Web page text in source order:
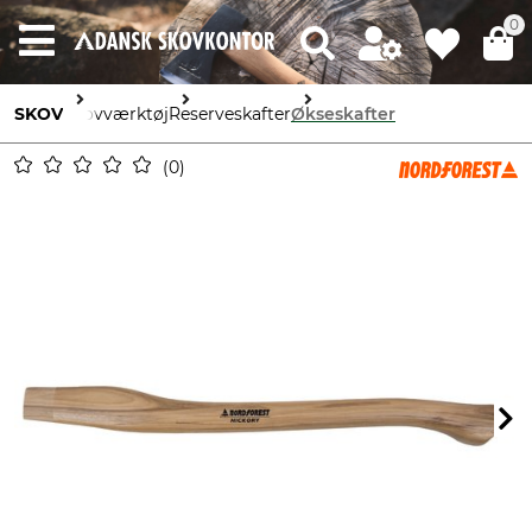
0
SKOV SkovværktøjReserveskafterØkseskafter
0